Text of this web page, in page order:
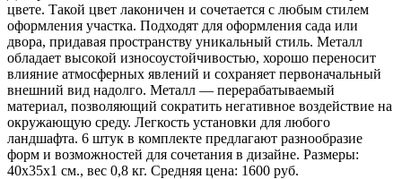
цвете. Такой цвет лаконичен и сочетается с любым стилем
оформления участка. Подходят для оформления сада или
двора, придавая пространству уникальный стиль. Металл
обладает высокой износоустойчивостью, хорошо переносит
влияние атмосферных явлений и сохраняет первоначальный
внешний вид надолго. Металл — перерабатываемый
материал, позволяющий сократить негативное воздействие на
окружающую среду. Легкость установки для любого
ландшафта. 6 штук в комплекте предлагают разнообразие
форм и возможностей для сочетания в дизайне. Размеры:
40х35х1 см., вес 0,8 кг. Средняя цена: 1600 руб.